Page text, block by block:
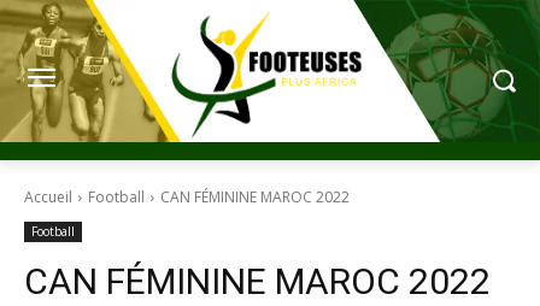
Accueil Football CAN FÉMININE MAROC 2022
Football
CAN FÉMININE MAROC 2022